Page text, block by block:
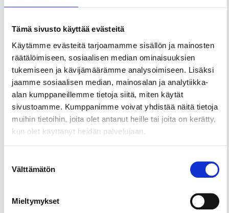
Tämä sivusto käyttää evästeitä
Käytämme evästeitä tarjoamamme sisällön ja mainosten
räätälöimiseen, sosiaalisen median ominaisuuksien
tukemiseen ja kävijämäärämme analysoimiseen. Lisäksi
jaamme sosiaalisen median, mainosalan ja analytiikka-
alan kumppaneillemme tietoja siitä, miten käytät
sivustoamme. Kumppanimme voivat yhdistää näitä tietoja
muihin tietoihin, joita olet antanut heille tai joita on kerätty,
kun olet käyttänyt heidän palvelujaan.
valinta
Välttämätön
Mieltymykset
Jaa sivu
Majoitusta ympärivuotisesti toimivalla maatilalla.
Tilattavissa ruoka-, sauna-, ratsastus-, kokous- ja
juhlapalveluja. Tarjolla myös Country Escape Ilola -
maatilapakopeli.